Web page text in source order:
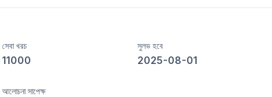
সেবা খরচ
11000
সুলভ হবে
2025-08-01
আলোচনা সাপেক্ষ